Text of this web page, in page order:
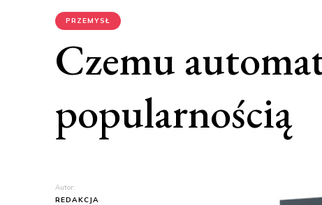
PRZEMYSŁ
Czemu
popularnością
Autor:
REDAKCJA